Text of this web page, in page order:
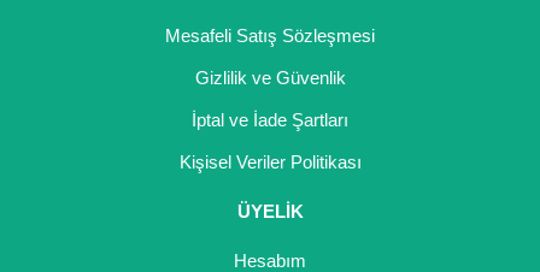
Mesafeli Satış Sözleşmesi
Gizlilik ve Güvenlik
İptal ve İade Şartları
Kişisel Veriler Politikası
ÜYELİK
Hesabım